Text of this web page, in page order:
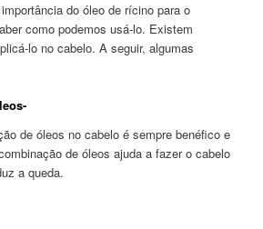
do óleo de rícino para o
como podemos usá-lo. Existem
lo no cabelo. A seguir, algumas
de óleos no cabelo é sempre benéfico e
de óleos ajuda a fazer o cabelo
a queda.